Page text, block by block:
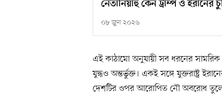
নেতানিয়াহু কেন ট্রাম্প ও ইরানের
০৮ জুন ২০২৬
এই কাঠামো অনুযায়ী সব ধরনের সামরিক
যুদ্ধও অন্তর্ভুক্ত। একই সঙ্গে যুক্তরাষ্ট্র
দেশটির ওপর আরোপিত নৌ অবরোধ তুলে